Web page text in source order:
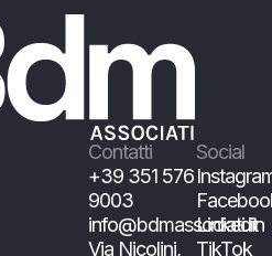
Contatti
+39 351 576
9003
info@bdmassociati.it
Via Nicolini,
Social
Linkedin
TikTok